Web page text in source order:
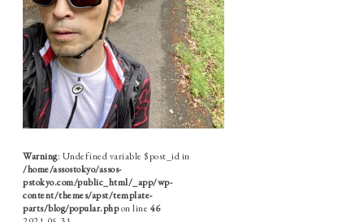
Warning: Undefined variable $post_id in
/home/assostokyo/assos-
pstokyo.com/public_html/_app/wp-
content/themes/apst/template-
parts/blog/popular.phpon line 46